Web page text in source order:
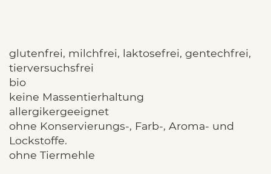
glutenfrei, milchfrei, laktosefrei, gentechfrei,
tierversuchsfrei
bio
keine Massentierhaltung
allergikergeeignet
ohne Konservierungs-, Farb-, Aroma- und
Lockstoffe.
ohne Tiermehle